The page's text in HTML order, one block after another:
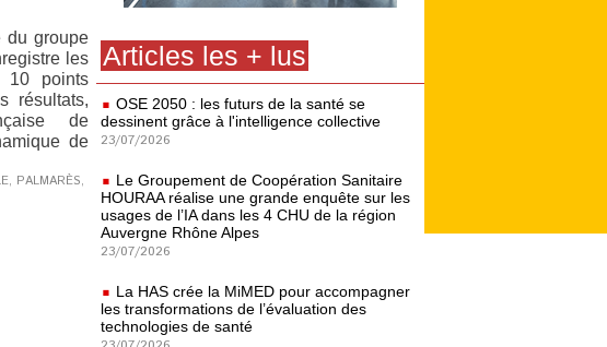
du groupe
les
10 points
résultats,
de
de
, PALMARÈS,
Articles les + lus
OSE 2050 : les futurs de la santé se
dessinent grâce à l'intelligence collective
23/07/2026
Le Groupement de Coopération Sanitaire
HOURAA réalise une grande enquête sur les
usages de l’IA dans les 4 CHU de la région
Auvergne Rhône Alpes
23/07/2026
La HAS crée la MiMED pour accompagner
les transformations de l’évaluation des
technologies de santé